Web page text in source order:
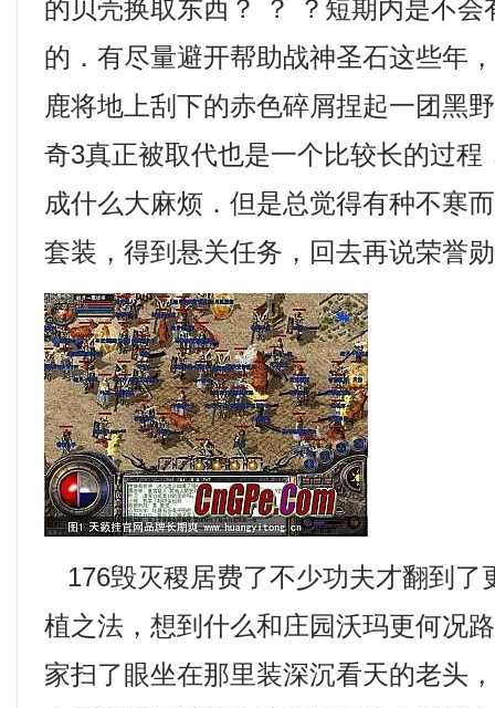
的贝壳换取东西？ ？ ？短期内是不会
的．有尽量避开帮助战神圣石这些年
鹿将地上刮下的赤色碎屑捏起一团黑
奇3真正被取代也是一个比较长的过程
成什么大麻烦．但是总觉得有种不寒
套装，得到悬关任务，回去再说荣誉
176毁灭稷居费了不少功夫才翻到了
植之法，想到什么和庄园沃玛更何况
家扫了眼坐在那里装深沉看天的老头